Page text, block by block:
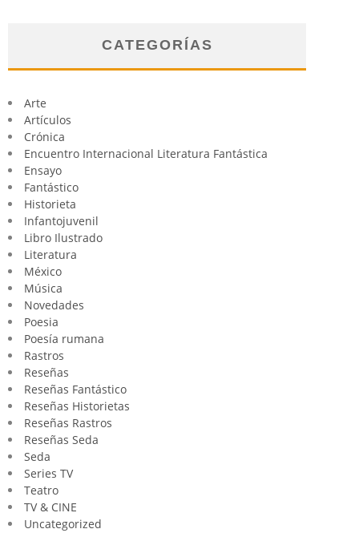
CATEGORÍAS
Arte
Artículos
Crónica
Encuentro Internacional Literatura Fantástica
Ensayo
Fantástico
Historieta
Infantojuvenil
Libro Ilustrado
Literatura
México
Música
Novedades
Poesia
Poesía rumana
Rastros
Reseñas
Reseñas Fantástico
Reseñas Historietas
Reseñas Rastros
Reseñas Seda
Seda
Series TV
Teatro
TV & CINE
Uncategorized